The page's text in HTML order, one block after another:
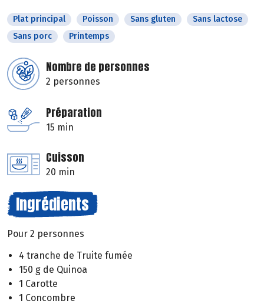
Plat principal Poisson Sans gluten
Sans lactose
Sans porc
Printemps
Nombre de personnes
2 personnes
Préparation
15 min
Cuisson
20 min
Ingrédients
Pour 2 personnes
4 tranche de Truite fumée
150 g de Quinoa
1 Carotte
1 Concombre